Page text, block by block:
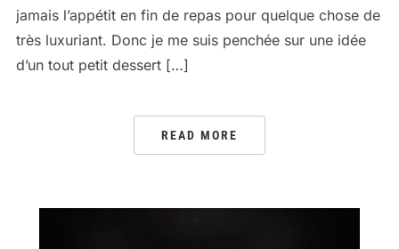
jamais l’appétit en fin de repas pour quelque chose de
très luxuriant. Donc je me suis penchée sur une idée
d’un tout petit dessert […]
READ MORE